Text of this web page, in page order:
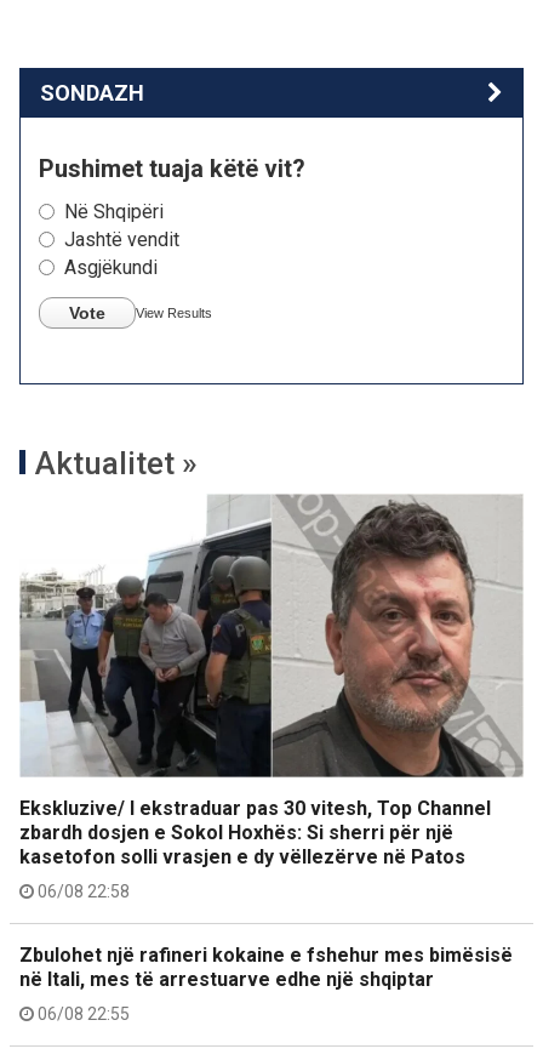
SONDAZH
Pushimet tuaja këtë vit?
Në Shqipëri
Jashtë vendit
Asgjëkundi
Vote View Results
Aktualitet »
Ekskluzive/ I ekstraduar pas 30 vitesh, Top Channel
zbardh dosjen e Sokol Hoxhës: Si sherri për një
kasetofon solli vrasjen e dy vëllezërve në Patos
06/08 22:58
Zbulohet një rafineri kokaine e fshehur mes bimësisë
në Itali, mes të arrestuarve edhe një shqiptar
06/08 22:55